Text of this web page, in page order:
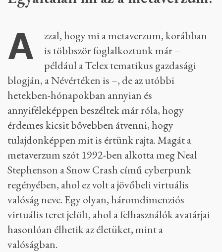
A
zzal, hogy mi a metaverzum, korábban
is többször foglalkoztunk már –
például a Telex tematikus gazdasági
blogján, a Névértéken is –, de az utóbbi
hetekben-hónapokban annyian és
annyiféleképpen beszéltek már róla, hogy
érdemes kicsit bővebben átvenni, hogy
tulajdonképpen mit is értünk rajta. Magát a
metaverzum szót 1992-ben alkotta meg Neal
Stephenson a Snow Crash című cyberpunk
regényében, ahol ez volt a jövőbeli virtuális
valóság neve. Egy olyan, háromdimenziós
virtuális teret jelölt, ahol a felhasználók avatárjai
hasonlóan élhetik az életüket, mint a
valóságban.